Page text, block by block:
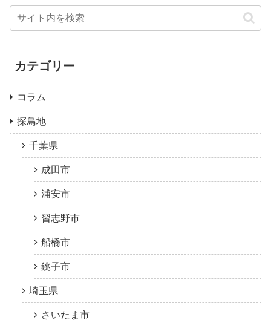
カテゴリー
コラム
探鳥地
千葉県
成田市
浦安市
習志野市
船橋市
銚子市
埼玉県
さいたま市